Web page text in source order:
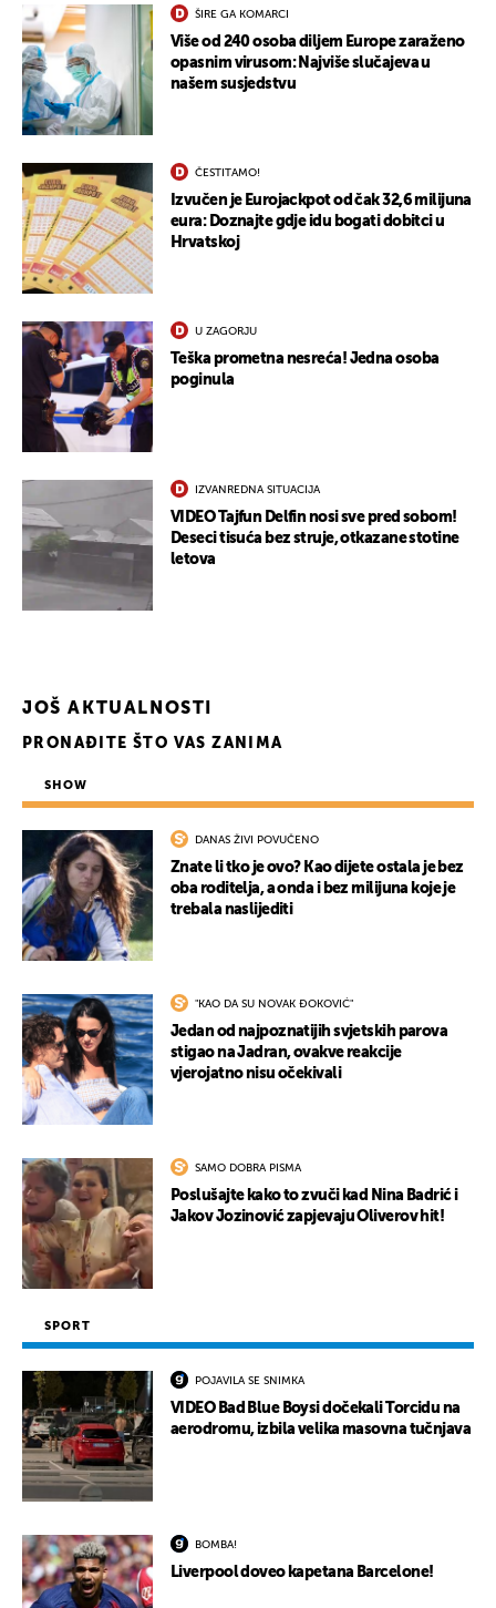
ŠIRE GA KOMARCI
Više od 240 osoba diljem Europe zaraženo
opasnim virusom: Najviše slučajeva u
našem susjedstvu
ČESTITAMO!
Izvučen je Eurojackpot od čak 32,6 milijuna
eura: Doznajte gdje idu bogati dobitci u
Hrvatskoj
U ZAGORJU
Teška prometna nesreća! Jedna osoba
poginula
IZVANREDNA SITUACIJA
VIDEO Tajfun Delfin nosi sve pred sobom!
Deseci tisuća bez struje, otkazane stotine
letova
JOŠ AKTUALNOSTI
PRONAĐITE ŠTO VAS ZANIMA
SHOW
DANAS ŽIVI POVUČENO
Znate li tko je ovo? Kao dijete ostala je bez
oba roditelja, a onda i bez milijuna koje je
trebala naslijediti
"KAO DA SU NOVAK ĐOKOVIĆ"
Jedan od najpoznatijih svjetskih parova
stigao na Jadran, ovakve reakcije
vjerojatno nisu očekivali
SAMO DOBRA PISMA
Poslušajte kako to zvuči kad Nina Badrić i
Jakov Jozinović zapjevaju Oliverov hit!
SPORT
POJAVILA SE SNIMKA
VIDEO Bad Blue Boysi dočekali Torcidu na
aerodromu, izbila velika masovna tučnjava
BOMBA!
Liverpool doveo kapetana Barcelone!
UKLJUČITE NOTIFIKACIJE